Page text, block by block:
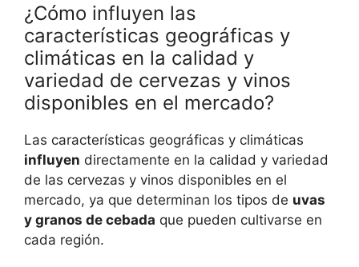
¿Cómo influyen las
características geográficas y
climáticas en la calidad y
variedad de cervezas y vinos
disponibles en el mercado?
Las características geográficas y climáticas
influyen directamente en la calidad y variedad
de las cervezas y vinos disponibles en el
mercado, ya que determinan los tipos de uvas
y granos de cebada que pueden cultivarse en
cada región.